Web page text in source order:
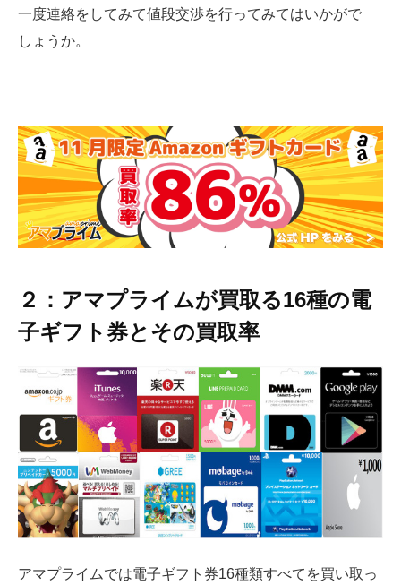
一度連絡をしてみて値段交渉を行ってみてはいかがで
しょうか。
２：アマプライムが買取る16種の電
子ギフト券とその買取率
アマプライムでは電子ギフト券16種類すべてを買い取っ